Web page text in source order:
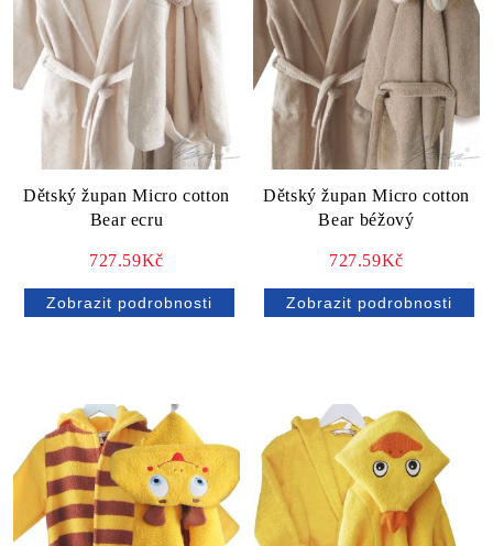
Dětský župan Micro cotton
Bear ecru
727.59Kč
Zobrazit podrobnosti
Dětský župan Micro cotton
Bear béžový
727.59Kč
Zobrazit podrobnosti